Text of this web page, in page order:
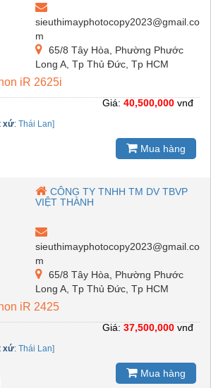
sieuthimayphotocopy2023@gmail.co
m
65/8 Tây Hòa, Phường Phước
Long A, Tp Thủ Đức, Tp HCM
iR 2625i
xứ: Thái Lan]
Giá: 40,500,000 vnđ
Mua hàng
CÔNG TY TNHH TM DV TBVP
VIỆT THÀNH
sieuthimayphotocopy2023@gmail.co
m
65/8 Tây Hòa, Phường Phước
Long A, Tp Thủ Đức, Tp HCM
iR 2425
xứ: Thái Lan]
Giá: 37,500,000 vnđ
Mua hàng